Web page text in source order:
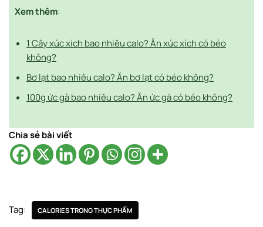
Xem thêm:
1 Cây xúc xích bao nhiêu calo? Ăn xúc xích có béo
không?
Bơ lạt bao nhiêu calo? Ăn bơ lạt có béo không?
100g ức gà bao nhiêu calo? Ăn ức gà có béo không?
Chia sẻ bài viết
Tag: CALORIES TRONG THỰC PHẨM